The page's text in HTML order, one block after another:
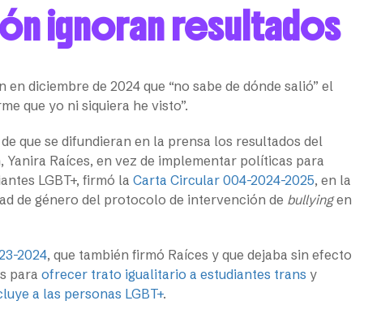
ignoran resultados
diciembre de 2024 que “no sabe de dónde salió” el
que yo ni siquiera he visto”.
que se difundieran en la prensa los resultados del
Raíces, en vez de implementar políticas para
LGBT+, firmó la Carta Circular 004-2024-2025, en la
de género del protocolo de intervención de bullyingen
2024, que también firmó Raíces y que dejaba sin efecto
para ofrecer trato igualitario a estudiantes trans y
a las personas LGBT+.